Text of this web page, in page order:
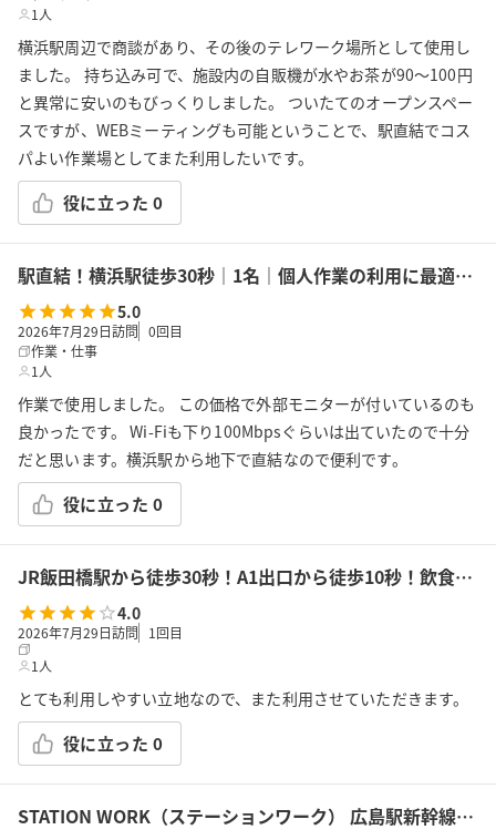
1人
横浜駅周辺で商談があり、その後のテレワーク場所として使用し
ました。 持ち込み可で、施設内の自販機が水やお茶が90〜100円
と異常に安いのもびっくりしました。 ついたてのオープンスペー
スですが、WEBミーティングも可能ということで、駅直結でコス
パよい作業場としてまた利用したいです。
役に立った 0
駅直結！横浜駅徒歩30秒｜1名｜個人作業の利用に最適！エキニア横浜｜5階ハマポート「コワーキングスペース」A
5.0
2026年7月29日訪問 0回目
作業・仕事
1人
作業で使用しました。 この価格で外部モニターが付いているのも
良かったです。 Wi-Fiも下り100Mbpsぐらいは出ていたので十分
だと思います。横浜駅から地下で直結なので便利です。
役に立った 0
JR飯田橋駅から徒歩30秒！A1出口から徒歩10秒！飲食持込可!高速Wi-Fi!会議/ボドゲ/推し活/女子会/サロン/控室などで利用可能!貸会議室KS6飯田橋★
4.0
2026年7月29日訪問 1 回目
1人
とても利用しやすい立地なので、また利用させていただきます。
役に立った 0
STATION WORK（ステーションワーク） 広島駅新幹線改札内 広島BOOTH3